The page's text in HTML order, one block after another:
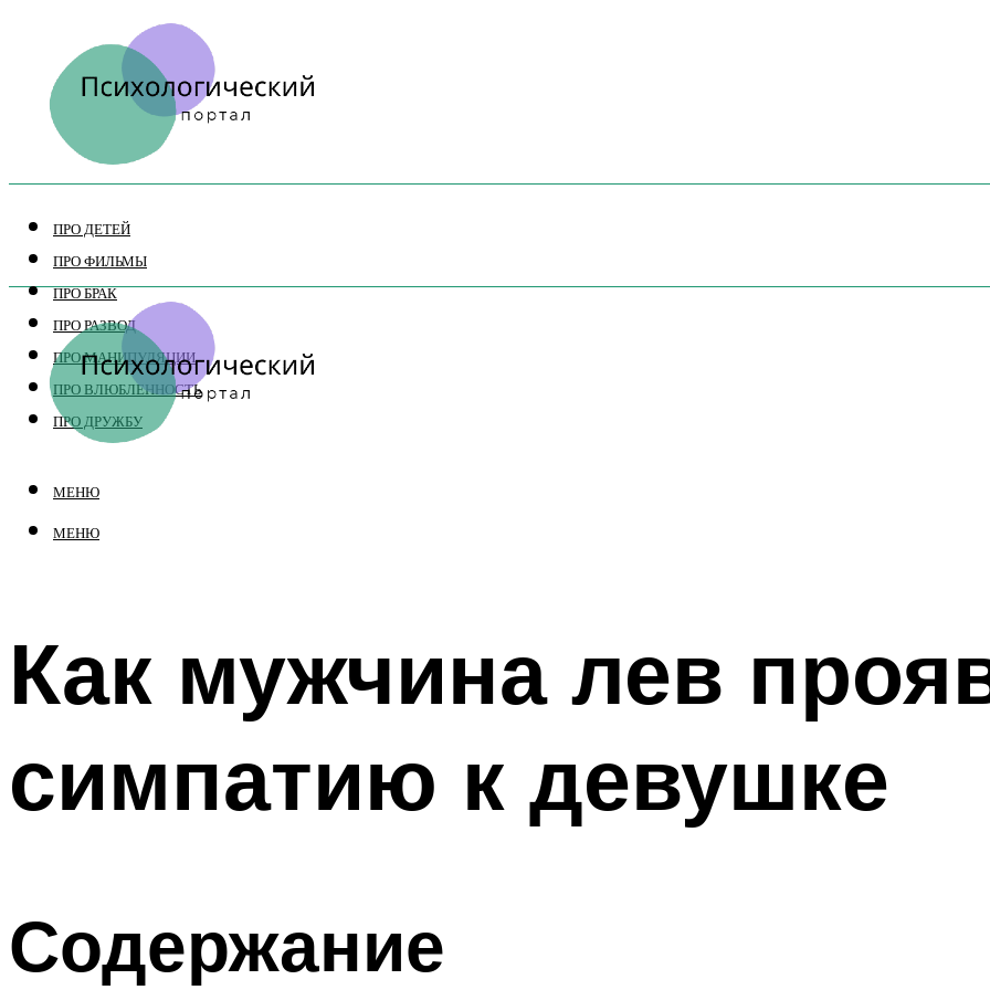
ПРО ДЕТЕЙ
ПРО ФИЛЬМЫ
ПРО БРАК
ПРО РАЗВОД
ПРО МАНИПУЛЯЦИИ
ПРО ВЛЮБЛЕННОСТЬ
ПРО ДРУЖБУ
МЕНЮ
МЕНЮ
Как мужчина лев
симпатию к девушке
Содержание